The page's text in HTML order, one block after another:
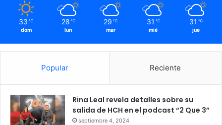
33 ℃
dom
28 ℃
lun
29 ℃
mar
31 ℃
mié
31 ℃
jue
Popular Reciente
Rina Leal revela detalles sobre su
salida de HCH en el podcast “2 Que 3”
septiembre 4, 2024